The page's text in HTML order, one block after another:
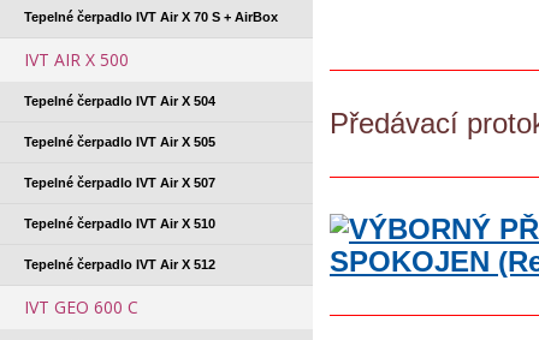
Tepelné čerpadlo IVT Air X 70 S + AirBox
IVT AIR X 500
Tepelné čerpadlo IVT Air X 504
Tepelné čerpadlo IVT Air X 505
Tepelné čerpadlo IVT Air X 507
Tepelné čerpadlo IVT Air X 510
Tepelné čerpadlo IVT Air X 512
IVT GEO 600 C
Předávací